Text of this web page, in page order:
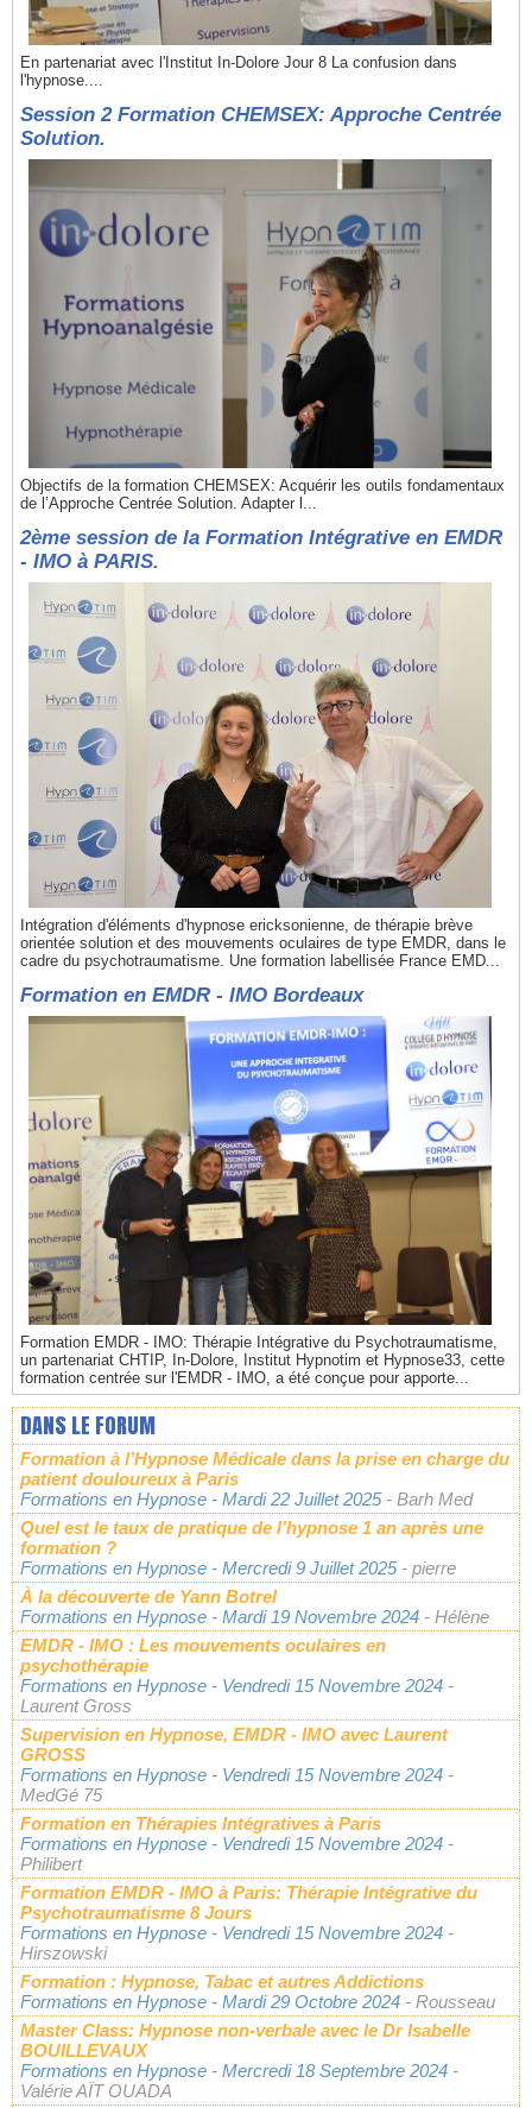
En partenariat avec l'Institut In-Dolore Jour 8 La confusion dans
l'hypnose....
Session 2 Formation CHEMSEX: Approche Centrée
Solution.
Objectifs de la formation CHEMSEX: Acquérir les outils fondamentaux
de l’Approche Centrée Solution. Adapter l...
2ème session de la Formation Intégrative en EMDR
- IMO à PARIS.
Intégration d'éléments d'hypnose ericksonienne, de thérapie brève
orientée solution et des mouvements oculaires de type EMDR, dans le
cadre du psychotraumatisme. Une formation labellisée France EMD...
Formation en EMDR - IMO Bordeaux
Formation EMDR - IMO: Thérapie Intégrative du Psychotraumatisme,
un partenariat CHTIP, In-Dolore, Institut Hypnotim et Hypnose33, cette
formation centrée sur l'EMDR - IMO, a été conçue pour apporte...
DANS LE FORUM
Formation à l’Hypnose Médicale dans la prise en charge du
patient douloureux à Paris
Formations en Hypnose - Mardi 22 Juillet 2025 - Barh Med
Quel est le taux de pratique de l’hypnose 1 an après une
formation ?
Formations en Hypnose - Mercredi 9 Juillet 2025 - pierre
À la découverte de Yann Botrel
Formations en Hypnose - Mardi 19 Novembre 2024 - Hélène
EMDR - IMO : Les mouvements oculaires en
psychothérapie
Formations en Hypnose - Vendredi 15 Novembre 2024 -
Laurent Gross
Supervision en Hypnose, EMDR - IMO avec Laurent
GROSS
Formations en Hypnose - Vendredi 15 Novembre 2024 -
MedGé 75
Formation en Thérapies Intégratives à Paris
Formations en Hypnose - Vendredi 15 Novembre 2024 -
Philibert
Formation EMDR - IMO à Paris: Thérapie Intégrative du
Psychotraumatisme 8 Jours
Formations en Hypnose - Vendredi 15 Novembre 2024 -
Hirszowski
Formation : Hypnose, Tabac et autres Addictions
Formations en Hypnose - Mardi 29 Octobre 2024 - Rousseau
Master Class: Hypnose non-verbale avec le Dr Isabelle
BOUILLEVAUX
Formations en Hypnose - Mercredi 18 Septembre 2024 -
Valérie AÏT OUADA